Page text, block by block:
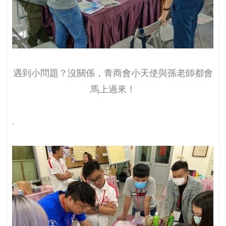
遇到小問題？沒關係，青商會小天使與孫老師都會
馬上過來！
.